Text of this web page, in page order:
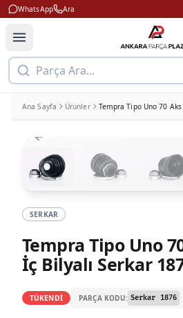
WhatsApp Ara
Parça Ara...
Ana Sayfa Ürünler
Previous slide
SERKAR
Tempra Tipo Uno
İç Bilyalı Serkar
TÜKENDİ PARÇA KODU: Serkar 1876